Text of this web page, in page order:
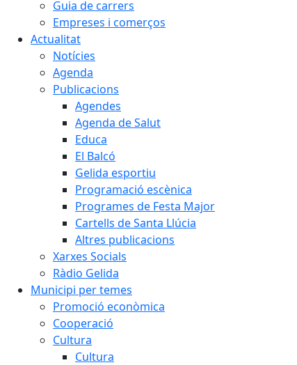
Guia de carrers
Empreses i comerços
Actualitat
Notícies
Agenda
Publicacions
Agendes
Agenda de Salut
Educa
El Balcó
Gelida esportiu
Programació escènica
Programes de Festa Major
Cartells de Santa Llúcia
Altres publicacions
Xarxes Socials
Ràdio Gelida
Municipi per temes
Promoció econòmica
Cooperació
Cultura
Cultura